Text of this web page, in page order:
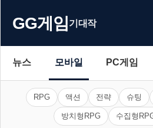
GG게임기대작
뉴스 모바일 PC게임
RPG 액션 전략 슈팅
방치형RPG 수집형